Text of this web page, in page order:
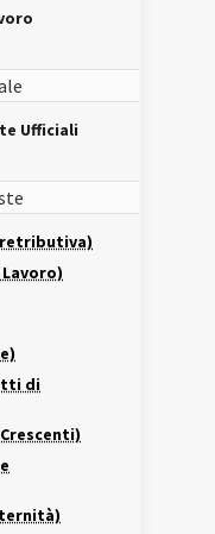
Ufficiali
retributiva)
Lavoro)
di